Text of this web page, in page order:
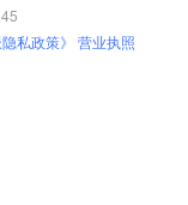
私政策》 营业执照